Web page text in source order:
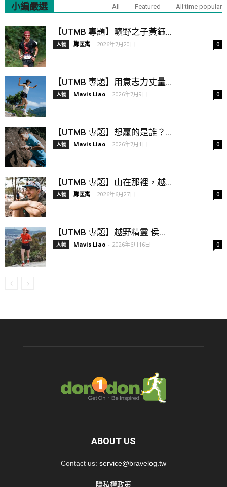
小編嚴選 All Featured All time popular
【UTMB 專題】曠野之子黃鈺...
人物 鄭匡寓 - 2026年7月20日 0
【UTMB 專題】用意志力丈量...
人物 Mavis Liao - 2026年7月9日 0
【UTMB 專題】想贏的是誰？...
人物 Mavis Liao - 2026年7月1日 0
【UTMB 專題】山在那裡，越...
人物 鄭匡寓 - 2026年6月27日 0
【UTMB 專題】越野精靈 侯...
人物 Mavis Liao - 2026年6月16日 0
ABOUT US
Contact us: service@bravelog.tw
隱私權政策